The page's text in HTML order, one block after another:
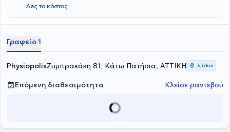
Δες το κόστος
Γραφείο 1
PhysiopolisΖυμπρακάκη 81, Κάτω Πατήσια, ΑΤΤΙΚΗ 3,6 km
Επόμενη διαθεσιμότητα Κλείσε ραντεβού